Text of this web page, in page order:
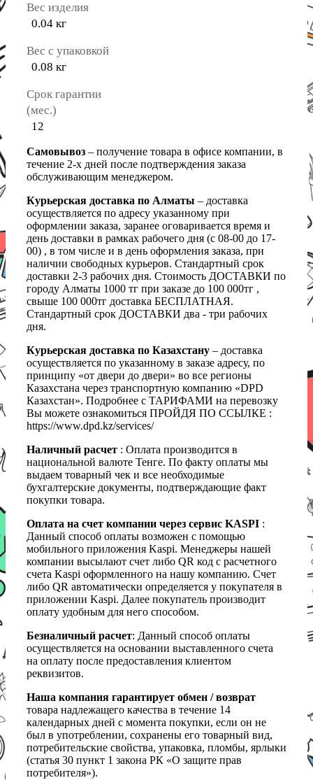
Вес изделия
0.04 кг
Вес с упаковкой
0.08 кг
Срок гарантии
(мес.)
12
Самовывоз – получение товара в офисе компании, в
течение 2-х дней после подтверждения заказа
обслуживающим менеджером.
Курьерская доставка по Алматы – доставка
осуществляется по адресу указанному при
оформлении заказа, заранее оговаривается время и
день доставки в рамках рабочего дня (с 08-00 до 17-
00) , в том числе и в день оформления заказа, при
наличии свободных курьеров. Стандартный срок
доставки 2-3 рабочих дня. Стоимость ДОСТАВКИ по
городу Алматы 1000 тг при заказе до 100 000тг ,
свыше 100 000тг доставка БЕСПЛАТНАЯ.
Стандартный срок ДОСТАВКИ два - три рабочих
дня.
Курьерская доставка по Казахстану – доставка
осуществляется по указанному в заказе адресу, по
принципу «от двери до двери» во все регионы
Казахстана через транспортную компанию «DPD
Казахстан». Подробнее с ТАРИФАМИ на перевозку
Вы можете ознакомиться ПРОЙДЯ ПО ССЫЛКЕ :
https://www.dpd.kz/services/
Наличный расчет : Оплата производится в
национальной валюте Тенге. По факту оплаты мы
выдаем товарный чек и все необходимые
бухгалтерские документы, подтверждающие факт
покупки товара.
Оплата на счет компании через сервис KASPI :
Данный способ оплаты возможен с помощью
мобильного приложения Kaspi. Менеджеры нашей
компании высылают счет либо QR код с расчетного
счета Kaspi оформленного на нашу компанию. Счет
либо QR автоматически определяется у покупателя в
приложении Kaspi. Далее покупатель производит
оплату удобным для него способом.
Безналичный расчет: Данный способ оплаты
осуществляется на основании выставленного счета
на оплату после предоставления клиентом
реквизитов.
Наша компания гарантирует обмен / возврат
товара надлежащего качества в течение 14
календарных дней с момента покупки, если он не
был в употреблении, сохранены его товарный вид,
потребительские свойства, упаковка, пломбы, ярлыки
(статья 30 пункт 1 закона РК «О защите прав
потребителя»).